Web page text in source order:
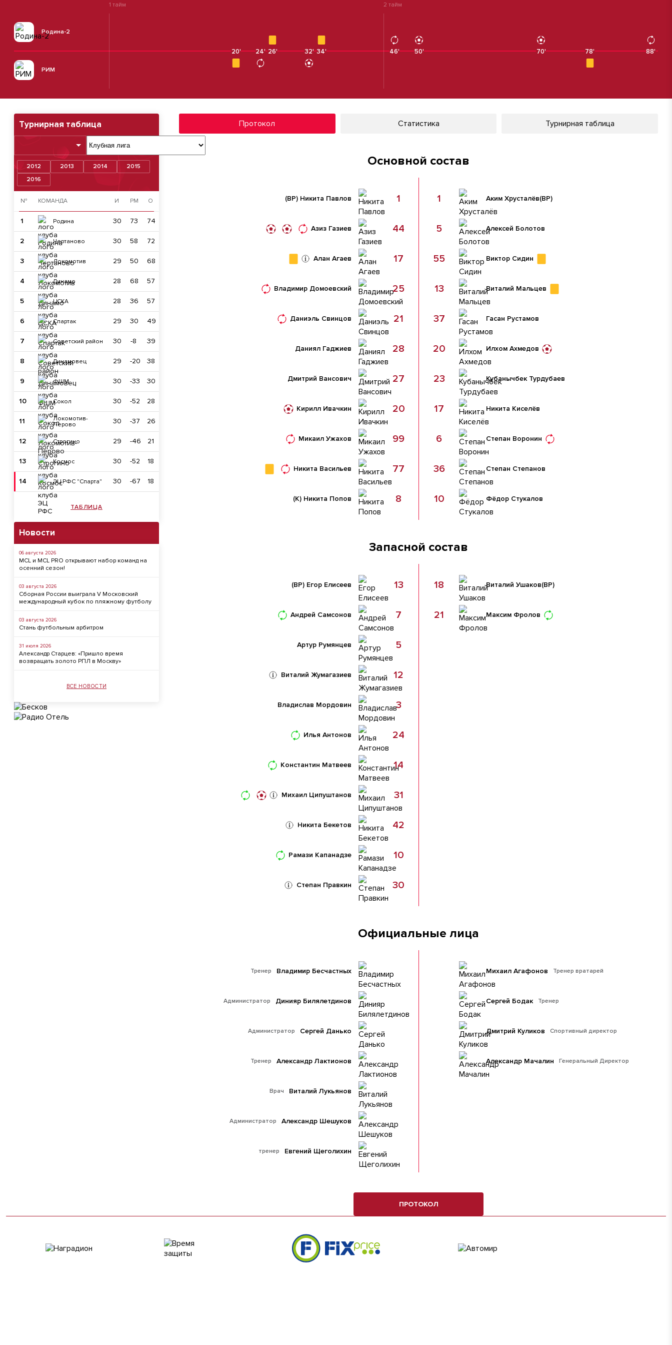
Родина-2
1 тайм 2 тайм
20' 24' 26' 32' 34' 46' 50' 70' 78' 88'
РИМ
Турнирная таблица
2012 2013 2014
2015
2016
№ КОМАНДА И РМ О
1 Родина 30 73 74
2 Чертаново 30 58 72
3 Локомотив 29 50 68
4 Динамо 28 68 57
5 ЦСКА 28 36 57
6 Спартак 29 30 49
7 Советский район 30 -8 39
8 Динамовец 29 -20 38
9 ФШМ 30 -33 30
10 Сокол 30 -52 28
11
Локомотив-
Перово
30 -37 26
12 Строгино 29 -46 21
13 Космос 30 -52 18
14 ЭЦ РФС "Спарта" 30 -67 18
ТАБЛИЦА
Новости
06 августа 2026
MCL и MCL PRO открывают набор команд на
осенний сезон!
03 августа 2026
Сборная России выиграла V Московский
международный кубок по пляжному футболу
03 августа 2026
Стань футбольным арбитром
31 июля 2026
Александр Старцев: «Пришло время
возвращать золото РПЛ в Москву»
ВСЕ НОВОСТИ
Протокол Статистика Турнирная таблица
Основной состав
Никита Павлов
(ВР) 1
Азиз Газиев 44
Алан Агаев 17
Владимир Домоевский 25
Даниэль Свинцов 21
Даниял Гаджиев 28
Дмитрий Вансович 27
Кирилл Ивачкин 20
Микаил Ужахов 99
Никита Васильев 77
Никита Попов
(К) 8
Аким Хрусталёв(ВР)
1
Алексей Болотов
5
Виктор Сидин
55
Виталий Мальцев
13
Гасан Рустамов
37
Илхом Ахмедов
20
Кубанычбек Турдубаев
23
Никита Киселёв
17
Степан Воронин
6
Степан Степанов
36
Фёдор Стукалов
10
Запасной состав
Егор Елисеев
(ВР) 13
Андрей Самсонов 7
Артур Румянцев 5
Виталий Жумагазиев 12
Владислав Мордовин 3
Илья Антонов 24
Константин Матвеев 14
Михаил Ципуштанов 31
Никита Бекетов 42
Рамази Капанадзе 10
Степан Правкин 30
Виталий Ушаков(ВР)
18
Максим Фролов
21
Официальные лица
Тренер Владимир Бесчастных
Администратор Динияр Билялетдинов
Администратор Сергей Данько
Тренер Александр Лактионов
Врач Виталий Лукьянов
Администратор Александр Шешуков
тренер Евгений Щеголихин
Тренер вратарей
Михаил Агафонов
Тренер
Сергей Бодак
Спортивный директор
Дмитрий Куликов
Генеральный Директор
Александр Мачалин
ПРОТОКОЛ